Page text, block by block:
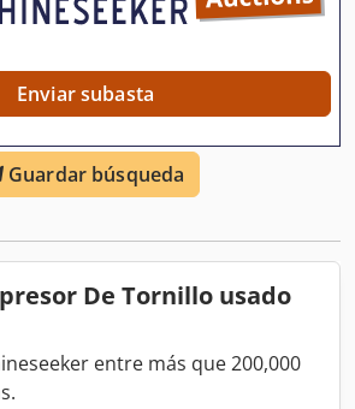
Enviar subasta
Guardar búsqueda
De Tornillo usado
entre más que 200,000